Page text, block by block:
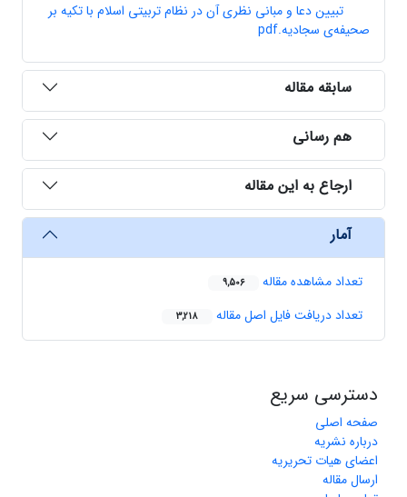
تبیین دعا و مبانی نظری آن در نظام تربیتی اسلام با تکیه بر
صحیفه‌ی سجادیه.pdf
سابقه مقاله
هم رسانی
ارجاع به این مقاله
آمار
تعداد مشاهده مقاله 9,506
تعداد دریافت فایل اصل مقاله 3,218
دسترسی سریع
صفحه اصلی
درباره نشریه
اعضای هیات تحریریه
ارسال مقاله